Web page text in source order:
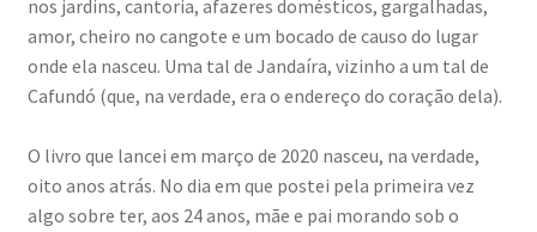
nos jardins, cantoria, afazeres domésticos, gargalhadas,
amor, cheiro no cangote e um bocado de causo do lugar
onde ela nasceu. Uma tal de Jandaíra, vizinho a um tal de
Cafundó (que, na verdade, era o endereço do coração dela).
O livro que lancei em março de 2020 nasceu, na verdade,
oito anos atrás. No dia em que postei pela primeira vez
algo sobre ter, aos 24 anos, mãe e pai morando sob o